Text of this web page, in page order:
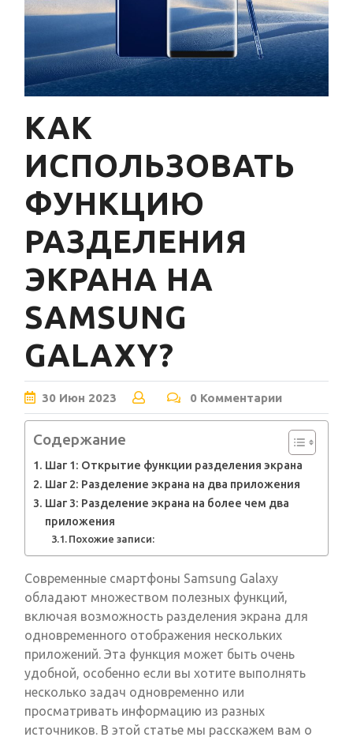
КАК
ИСПОЛЬЗОВАТЬ
ФУНКЦИЮ
РАЗДЕЛЕНИЯ
ЭКРАНА НА
SAMSUNG
GALAXY?
30 Июн 2023 0 Комментарии
Содержание
Шаг 1: Открытие функции разделения экрана
Шаг 2: Разделение экрана на два приложения
Шаг 3: Разделение экрана на более чем два
приложения
Похожие записи:
Современные смартфоны Samsung Galaxy
обладают множеством полезных функций,
включая возможность разделения экрана для
одновременного отображения нескольких
приложений. Эта функция может быть очень
удобной, особенно если вы хотите выполнять
несколько задач одновременно или
просматривать информацию из разных
источников. В этой статье мы расскажем вам о